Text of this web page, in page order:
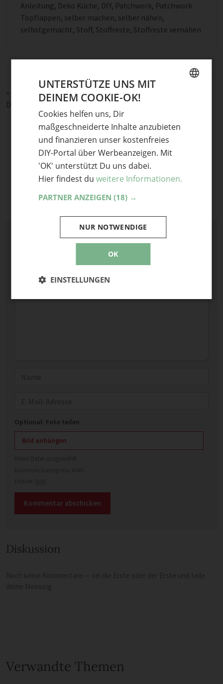
Anleitung, Deko Küche, DIY, Patchwork, Patchwork
Topflappen, selber machen, selber nähen,
selbstgemacht, Stoff, Stoffreste, Stoffreste vernähen
«
Kragen stricken; warm, weich und super schnell gestrickt
Drei DIY Ideen für trendige Lampen »
Schreibe einen Kommentar
Deine E-Mail-Adresse wird nicht veröffentlicht.
Erforderliche Felder sind mit*markiert
Kommentar*
Optional: Foto teilen
Bild anhängen
Diskussion
Verwandte Themen
UNTERSTÜTZE UNS MIT
DEINEM COOKIE-OK!
Cookies helfen uns, Dir
maßgeschneiderte Inhalte anzubieten
und finanzieren unser kostenfreies
DIY-Portal über Werbeanzeigen. Mit
'OK' unterstützt Du uns dabei.
Hier findest du weitere Informationen.
PARTNER ANZEIGEN (18) →
OK
NUR NOTWENDIGE
EINSTELLUNGEN